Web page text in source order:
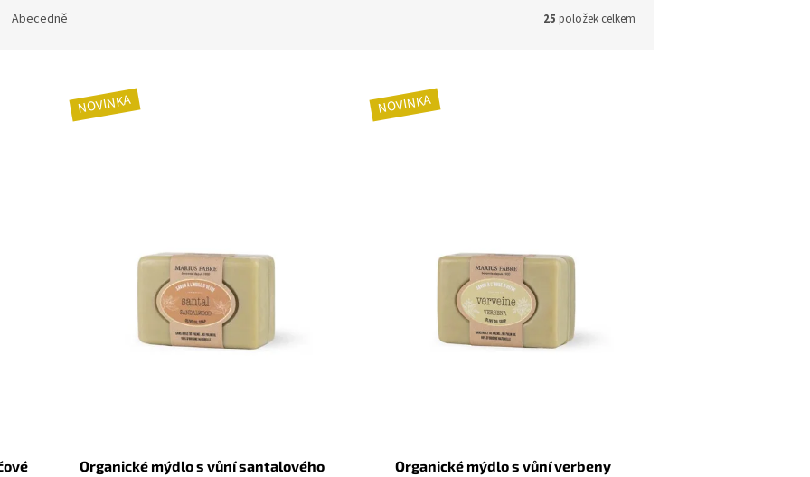
Abecedně 25 položek celkem
NOVINKA
Organické mýdlo s vůní santalového
NOVINKA
Organické mýdlo s vůní verbeny